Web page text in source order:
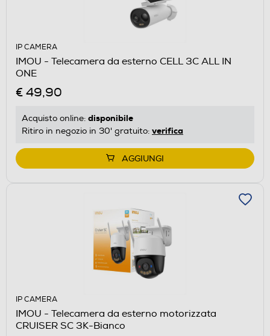
IP CAMERA
IMOU - Telecamera da esterno CELL 3C ALL IN
ONE
€ 49,90
Acquisto online: disponibile
Ritiro in negozio in 30' gratuito: verifica
AGGIUNGI
IP CAMERA
IMOU - Telecamera da esterno motorizzata
CRUISER SC 3K-Bianco